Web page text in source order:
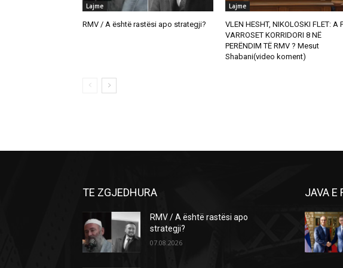
Lajme
RMV / A është rastësi apo strategji?
Lajme
VLEN HESHT, NIKOLOSKI FLET: A
VARROSET KORRIDORI 8 NË
PERËNDIM TË RMV ? Mesut
Shabani(video koment)
TE ZGJEDHURA
RMV / A është rastësi apo
strategji?
07.08.2026
JAVA E